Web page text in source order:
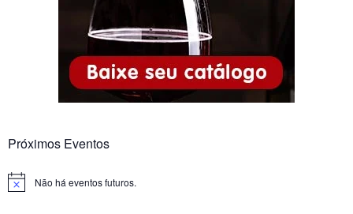
Próximos Eventos
Notice Não há eventos futuros.